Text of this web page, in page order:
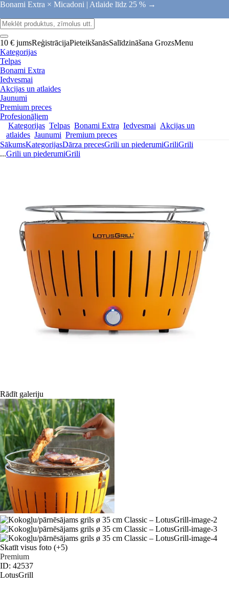
Bonami Extra × Micadoni | Atlaide līdz 25 % →
10 € jumsReģistrācijaPieteikšanāsSalīdzināšana GrozsMenu
Kategorijas
Telpas
Bonami Extra
Iedvesmai
Akcijas un atlaides
Jaunumi
Premium preces
Profesionāļiem
Kategorijas Telpas Bonami Extra Iedvesmai Akcijas un
atlaides Jaunumi Premium preces
SākumsKategorijasDārza precesGrili un piederumiGriliGrili
...Grili un piederumiGrili
Rādīt galeriju
Skatīt visus foto (+5)
Premium
ID: 42537
LotusGrill